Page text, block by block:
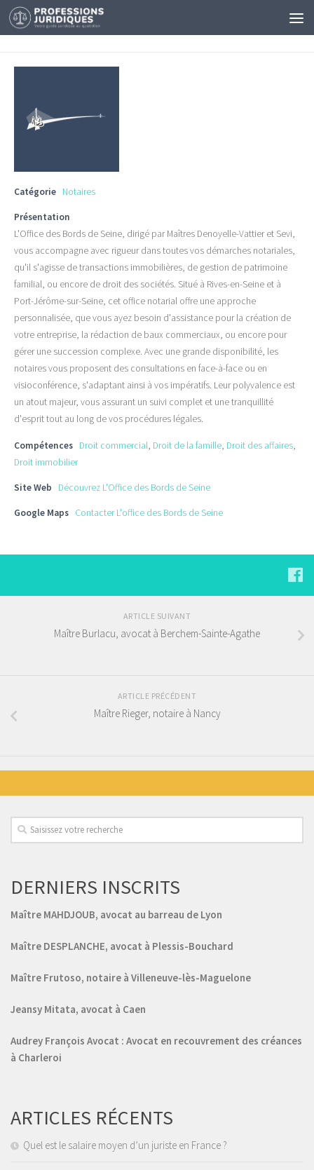
Catégorie Notaires
Présentation
L'Office des Bords de Seine, dirigé par Maîtres Denoyelle-Vattier et Sevi,
vous accompagne avec rigueur dans toutes vos démarches notariales,
qu'il s'agisse de transactions immobilières, de gestion de patrimoine
familial, ou encore de droit des sociétés. Situé à Rives-en-Seine et à
Port-Jérôme-sur-Seine, cet office notarial offre une approche
personnalisée, que vous ayez besoin d'assistance pour la création de
votre entreprise, la rédaction de baux commerciaux, ou encore pour
gérer une succession complexe. Avec une grande disponibilité, les
notaires vous proposent des consultations en face-à-face ou en
visioconférence, s'adaptant ainsi à vos impératifs. Leur polyvalence est
un atout majeur, vous assurant un suivi complet et une tranquillité
d'esprit tout au long de vos procédures légales.
Compétences Droit commercial, Droit de la famille, Droit des affaires,
Droit immobilier
Site Web Découvrez L'Office des Bords de Seine
Google Maps Contacter L'office des Bords de Seine
ARTICLE SUIVANT
Maître Burlacu, avocat à Berchem-Sainte-Agathe
ARTICLE PRÉCÉDENT
Maître Rieger, notaire à Nancy
DERNIERS INSCRITS
Maître MAHDJOUB, avocat au barreau de Lyon
Maître DESPLANCHE, avocat à Plessis-Bouchard
Maître Frutoso, notaire à Villeneuve-lès-Maguelone
Jeansy Mitata, avocat à Caen
Audrey François Avocat : Avocat en recouvrement des créances
à Charleroi
ARTICLES RÉCENTS
Quel est le salaire moyen d’un juriste en France ?